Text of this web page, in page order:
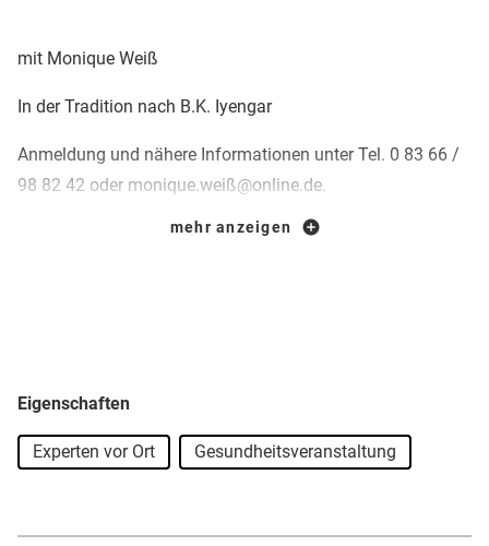
mit Monique Weiß
In der Tradition nach B.K. Iyengar
Anmeldung und nähere Informationen unter Tel. 0 83 66 /
98 82 42 oder monique.weiß@online.de.
Auch auf der Websitewww.yoga-massage-allgaeu.de
mehr anzeigen
Eigenschaften
Experten vor Ort Gesundheitsveranstaltung